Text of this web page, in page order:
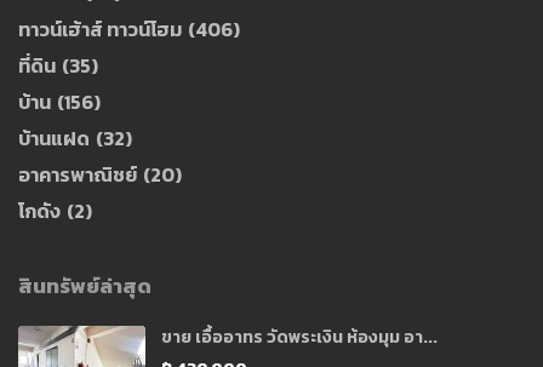
ทาวน์เฮ้าส์ ทาวน์โฮม (406)
ที่ดิน (35)
บ้าน (156)
บ้านแฝด (32)
อาคารพาณิชย์ (20)
โกดัง (2)
สินทรัพย์ล่าสุด
ขาย เอื้ออาทร วัดพระเงิน ห้องมุม อา...